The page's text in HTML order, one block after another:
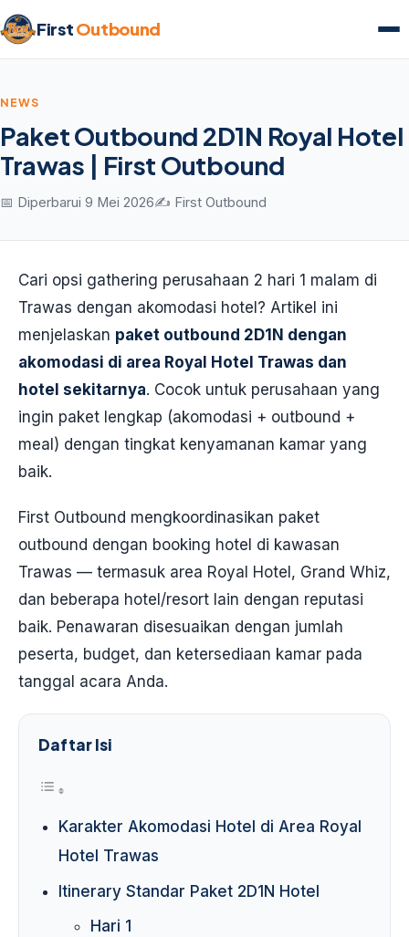
FirstOutbound
NEWS
Paket Outbound 2D1N Royal Hotel
Trawas | First Outbound
📅 Diperbarui 9 Mei 2026✍️ First Outbound
Cari opsi gathering perusahaan 2 hari 1 malam di
Trawas dengan akomodasi hotel? Artikel ini
menjelaskan paket outbound 2D1N dengan
akomodasi di area Royal Hotel Trawas dan
hotel sekitarnya. Cocok untuk perusahaan yang
ingin paket lengkap (akomodasi + outbound +
meal) dengan tingkat kenyamanan kamar yang
baik.
First Outbound mengkoordinasikan paket
outbound dengan booking hotel di kawasan
Trawas — termasuk area Royal Hotel, Grand Whiz,
dan beberapa hotel/resort lain dengan reputasi
baik. Penawaran disesuaikan dengan jumlah
peserta, budget, dan ketersediaan kamar pada
tanggal acara Anda.
Daftar Isi
Karakter Akomodasi Hotel di Area Royal
Hotel Trawas
Itinerary Standar Paket 2D1N Hotel
Hari 1